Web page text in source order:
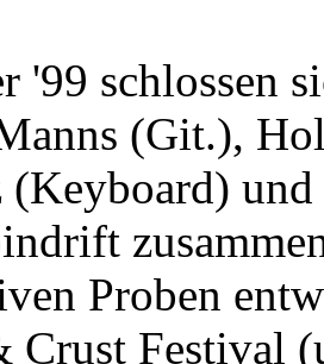
'99 schlossen
(Git.),
(Keyboard)
Proben
Crust Festival